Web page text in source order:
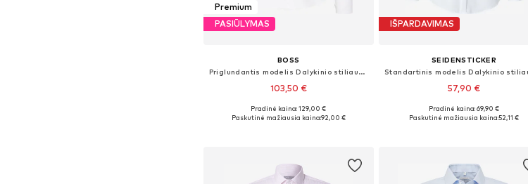
Premium
PASIŪLYMAS
BOSS
Priglundantis modelis Dalykinio stiliaus marškiniai 'P-Hank'
103,50 €
Yra daugybė dydžių
Pradinė kaina: 129,00 €
Paskutinė mažiausia kaina:92,00 €
IŠPARDAVIMAS
SEIDENSTICKER
57,90 €
Galimi dydžiai: 38, 40, 41, 42, 43, 44
Pradinė kaina: 69,90 €
Paskutinė mažiausia kaina:52,11 €